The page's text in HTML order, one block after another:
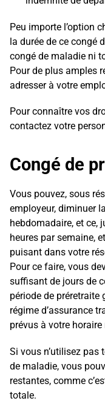
Peu importe l’option
la durée de ce congé
congé de maladie ni
Pour de plus amples
adresser à votre
Pour connaître vos
contactez votre
Congé de
Vous pouvez, sous
employeur, diminuer
hebdomadaire, et ce,
heures par semaine,
puisant dans votre
Pour ce faire, vous
suffisant de jours de
période de préretraite
régime d’assurance
prévus à votre horaire
Si vous n’utilisez pas
de maladie, vous
restantes, comme
totale.